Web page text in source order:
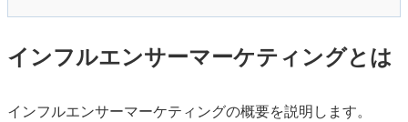
インフルエンサーマーケティングとは
インフルエンサーマーケティングの概要を説明します。